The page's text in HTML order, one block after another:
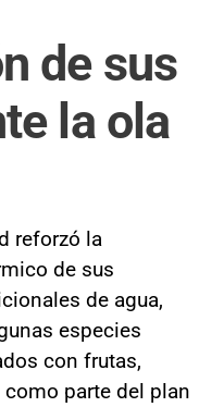
de sus
la ola
reforzó la
de sus
de agua,
especies
con frutas,
parte del plan